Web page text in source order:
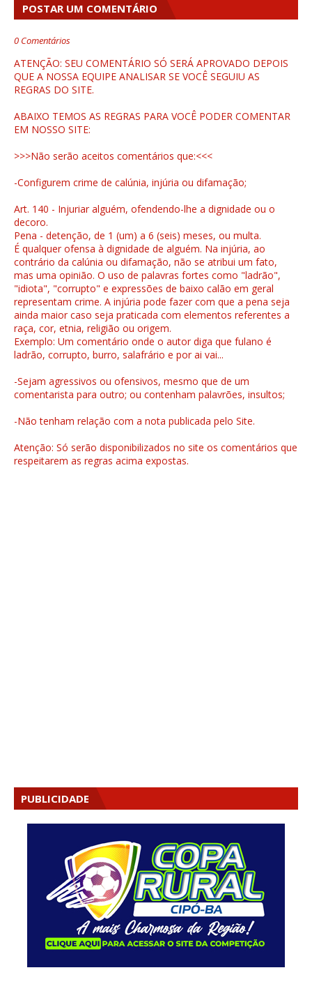
POSTAR UM COMENTÁRIO
0 Comentários
ATENÇÃO: SEU COMENTÁRIO SÓ SERÁ APROVADO DEPOIS
QUE A NOSSA EQUIPE ANALISAR SE VOCÊ SEGUIU AS
REGRAS DO SITE.
ABAIXO TEMOS AS REGRAS PARA VOCÊ PODER COMENTAR
EM NOSSO SITE:
>>>Não serão aceitos comentários que:<<<
-Configurem crime de calúnia, injúria ou difamação;
Art. 140 - Injuriar alguém, ofendendo-lhe a dignidade ou o
decoro.
Pena - detenção, de 1 (um) a 6 (seis) meses, ou multa.
É qualquer ofensa à dignidade de alguém. Na injúria, ao
contrário da calúnia ou difamação, não se atribui um fato,
mas uma opinião. O uso de palavras fortes como "ladrão",
"idiota", "corrupto" e expressões de baixo calão em geral
representam crime. A injúria pode fazer com que a pena seja
ainda maior caso seja praticada com elementos referentes a
raça, cor, etnia, religião ou origem.
Exemplo: Um comentário onde o autor diga que fulano é
ladrão, corrupto, burro, salafrário e por ai vai...
-Sejam agressivos ou ofensivos, mesmo que de um
comentarista para outro; ou contenham palavrões, insultos;
-Não tenham relação com a nota publicada pelo Site.
Atenção: Só serão disponibilizados no site os comentários que
respeitarem as regras acima expostas.
PUBLICIDADE